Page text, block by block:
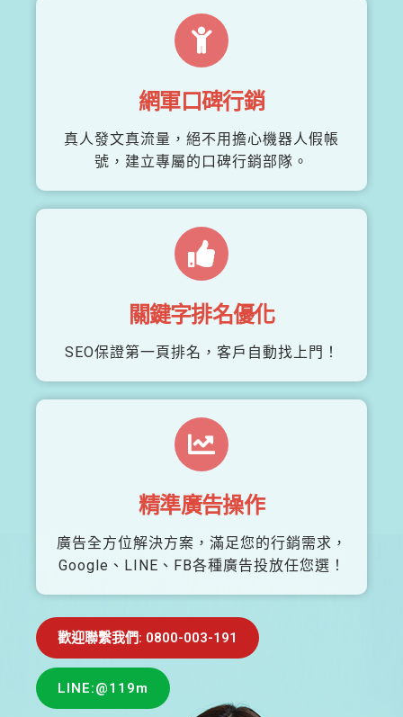
網軍口碑行銷
真人發文真流量，絕不用擔心機器人假帳
號，建立專屬的口碑行銷部隊。
關鍵字排名優化
SEO保證第一頁排名，客戶自動找上門！
精準廣告操作
廣告全方位解決方案，滿足您的行銷需求，
Google、LINE、FB各種廣告投放任您選！
歡迎聯繫我們: 0800-003-191
LINE:@119m